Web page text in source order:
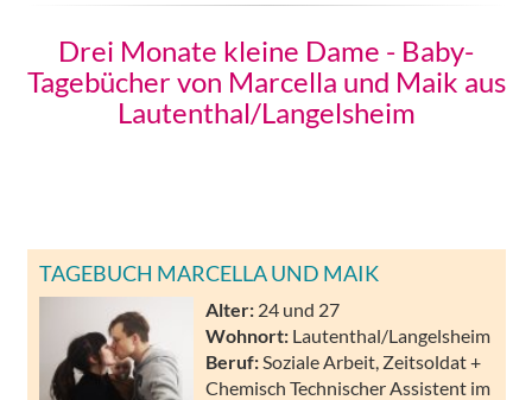
Drei Monate kleine Dame - Baby-
Tagebücher von Marcella und Maik aus
Lautenthal/Langelsheim
TAGEBUCH MARCELLA UND MAIK
Alter: 24 und 27
Wohnort: Lautenthal/Langelsheim
Beruf: Soziale Arbeit, Zeitsoldat +
Chemisch Technischer Assistent im